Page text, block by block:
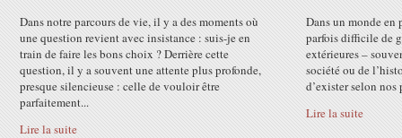
Dans notre parcours de vie, il y a des moments où
une question revient avec insistance : suis-je en
train de faire les bons choix ? Derrière cette
question, il y a souvent une attente plus profonde,
presque silencieuse : celle de vouloir être
parfaitement...
Lire la suite
Dans un monde
parfois difficile de
extérieures –
société ou de
d’exister selon nos
Lire la suite